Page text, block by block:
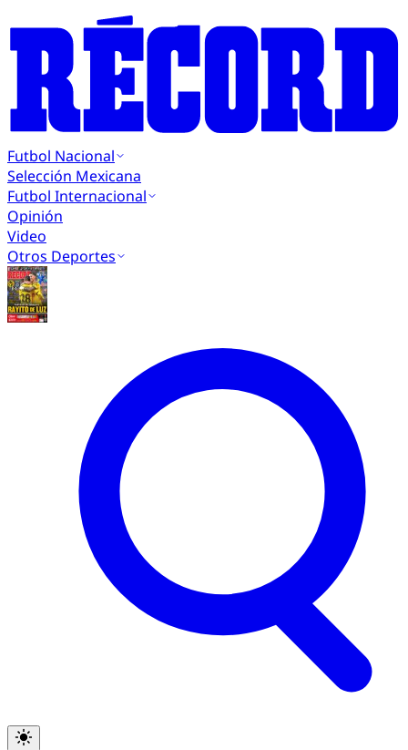
Futbol Nacional
Selección Mexicana
Futbol Internacional
Opinión
Video
Otros Deportes